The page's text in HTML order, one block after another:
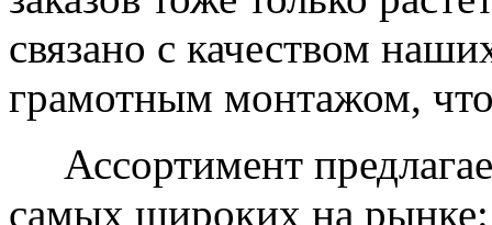
связано с качеством
грамотным монтажом,
Ассортимент
самых широких на